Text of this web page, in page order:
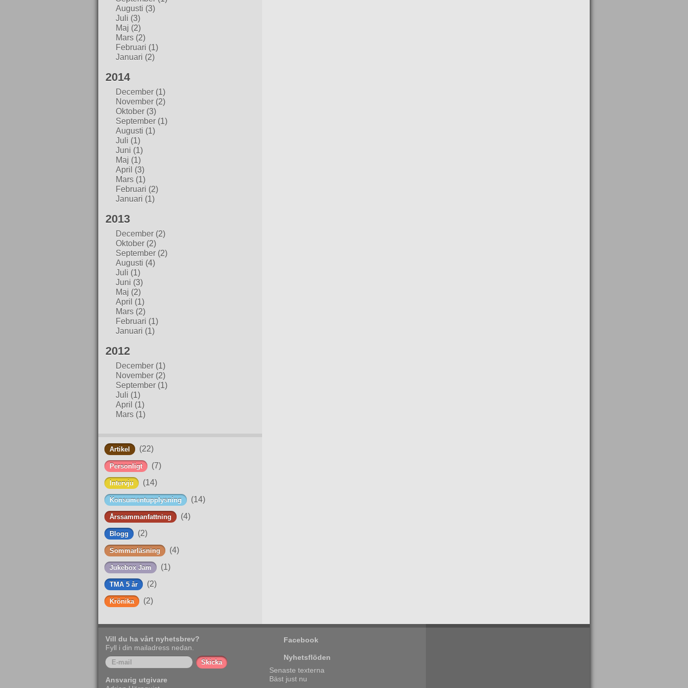
Augusti (3)
Juli (3)
Maj (2)
Mars (2)
Februari (1)
Januari (2)
2014
December (1)
November (2)
Oktober (3)
September (1)
Augusti (1)
Juli (1)
Juni (1)
Maj (1)
April (3)
Mars (1)
Februari (2)
Januari (1)
2013
December (2)
Oktober (2)
September (2)
Augusti (4)
Juli (1)
Juni (3)
Maj (2)
April (1)
Mars (2)
Februari (1)
Januari (1)
2012
December (1)
November (2)
September (1)
Juli (1)
April (1)
Mars (1)
Artikel (22)
Personligt (7)
Intervju (14)
Konsumentupplysning (14)
Årssammanfattning (4)
Blogg (2)
Sommarläsning (4)
Jukebox Jam (1)
TMA 5 år (2)
Krönika (2)
Vill du ha vårt nyhetsbrev?
Fyll i din mailadress nedan.
Ansvarig utgivare
Facebook
Nyhetsflöden
Senaste texterna
Bäst just nu